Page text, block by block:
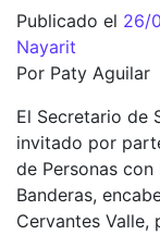
Publicado el 26/
Nayarit
Por Paty Aguilar
El Secretario de
invitado por
de Personas
Banderas,
Cervantes Valle,